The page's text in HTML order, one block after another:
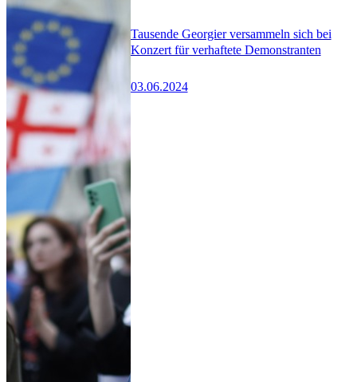
Tausende Georgier versammeln sich bei
Konzert für verhaftete Demonstranten
03.06.2024